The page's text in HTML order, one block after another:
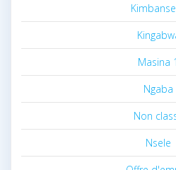
Masina 1
Ngaba
Non
Nsele